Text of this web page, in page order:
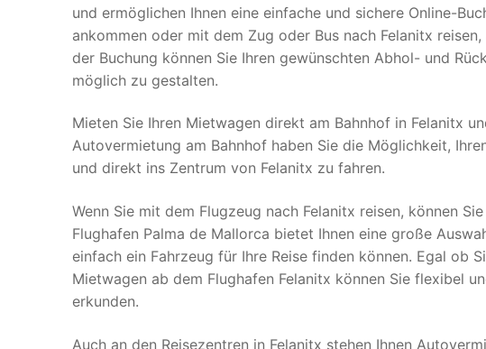
und ermöglichen Ihnen eine einfache und sichere Online-
ankommen oder mit dem Zug oder Bus nach Felanitx
der Buchung können Sie Ihren gewünschten Abhol- und
möglich zu gestalten.
Mieten Sie Ihren Mietwagen direkt am Bahnhof in Felanitx
Autovermietung am Bahnhof haben Sie die Möglichkeit,
und direkt ins Zentrum von Felanitx zu fahren.
Wenn Sie mit dem Flugzeug nach Felanitx reisen, können
Flughafen Palma de Mallorca bietet Ihnen eine große
einfach ein Fahrzeug für Ihre Reise finden können. Egal ob
Mietwagen ab dem Flughafen Felanitx können Sie flexibel
erkunden.
Auch an den Reisezentren in Felanitx stehen Ihnen